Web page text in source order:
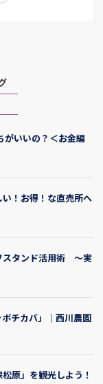
がいいの？＜お金編
！お得！な直売所へ
スタンド活用術 ～実
チカバ」｜西川農園
原」を観光しよう！